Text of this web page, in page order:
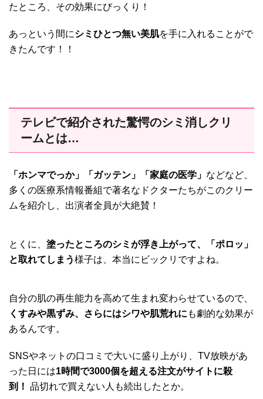
たところ、その効果にびっくり！
あっという間にシミひとつ無い美肌を手に入れることがで
きたんです！！
テレビで紹介された驚愕のシミ消しクリ
ームとは…
「ホンマでっか」「ガッテン」「家庭の医学」 などなど、
多くの医療系情報番組で著名なドクターたちがこのクリー
ムを紹介し、出演者全員が大絶賛！
とくに、 塗ったところのシミが浮き上がって、「ポロッ」
と取れてしまう様子は、本当にビックリですよね。
自分の肌の再生能力を高めて生まれ変わらせているので、
くすみや黒ずみ、さらにはシワや肌荒れに も劇的な効果が
あるんです。
SNSやネットの口コミで大いに盛り上がり、TV放映があ
った日には1時間で3000個を超える注文がサイトに殺
到！ 品切れで買えない人も続出したとか。